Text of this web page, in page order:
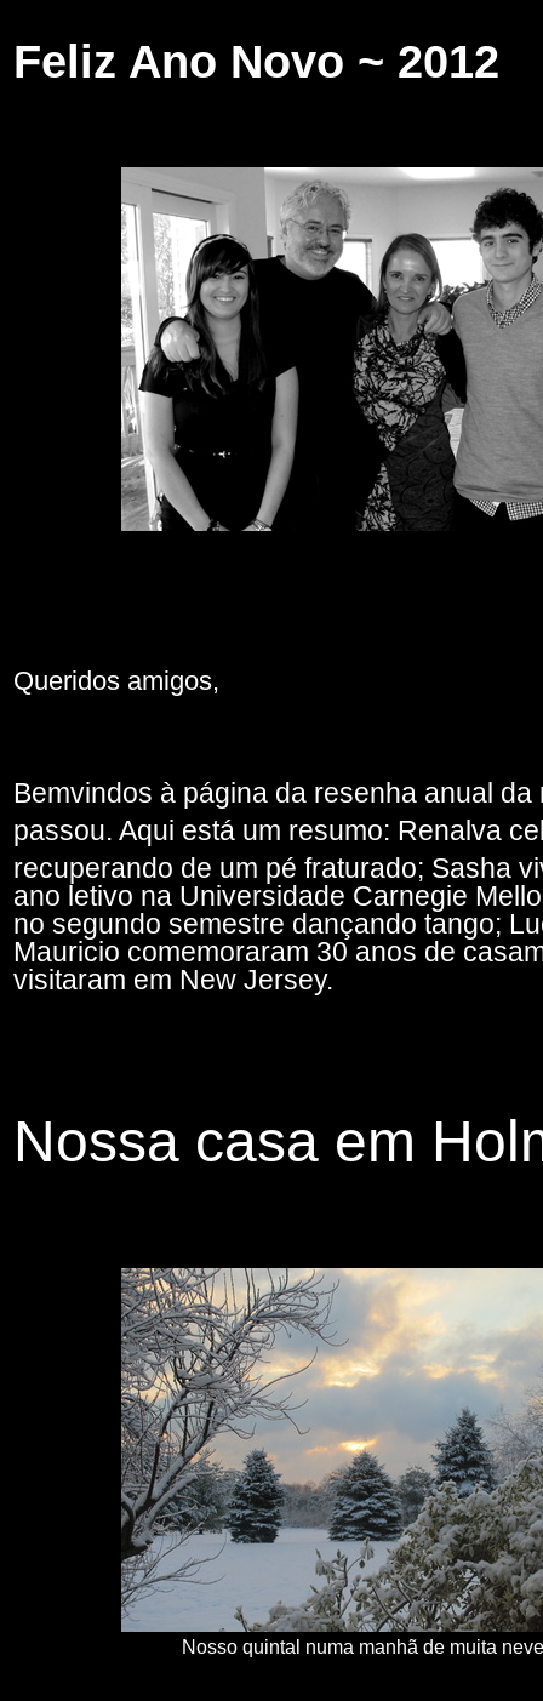
Feliz Ano Novo ~ 2012
Queridos amigos,
Bemvindos à página da resenha anual
passou. Aqui está um resumo: Renalva
recuperando de um pé fraturado; Sasha
ano letivo na Universidade Carnegie
no segundo semestre dançando tango;
Mauricio comemoraram 30 anos de
visitaram em New Jersey.
Nossa casa em
Nosso quintal numa manhã de muita neve